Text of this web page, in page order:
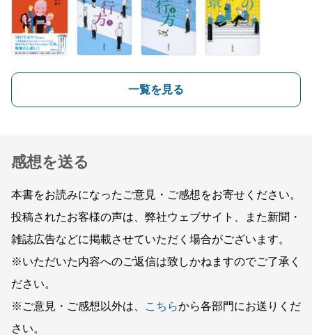
一覧を見る
感想を送る
本書をお読みになったご意見・ご感想をお寄せください。
投稿されたお客様の声は、弊社ウェブサイト、また新聞・
雑誌広告などに掲載させていただく場合がございます。
※いただいた内容へのご返信は致しかねますのでご了承く
ださい。
※ご意見・ご感想以外は、
こちらから各部門にお送りくだ
さい。